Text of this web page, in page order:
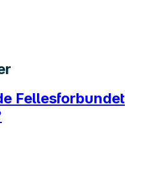
Fellesforbundet